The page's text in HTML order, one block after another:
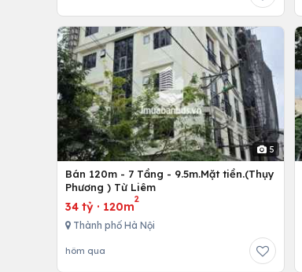
5
Bán 120m - 7 Tầng - 9.5m.Mặt tiền.(Thụy
Phương ) Từ Liêm
34 tỷ · 120m
2
Thành phố Hà Nội
hôm qua